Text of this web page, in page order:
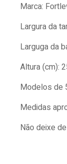
Marca:
Largura da
Larguga da
Altura (cm):
Modelos de
Medidas
Não deixe